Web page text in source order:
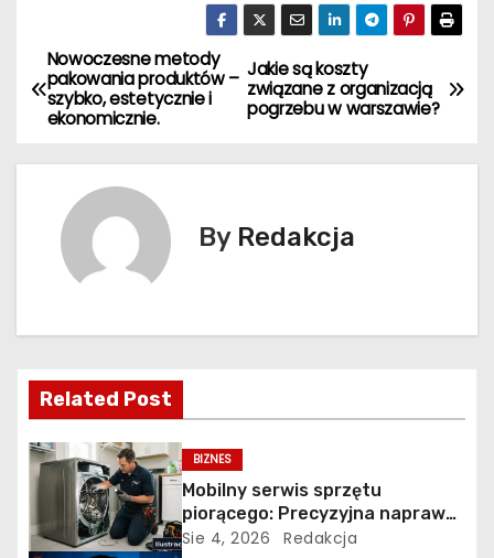
N
a
w
a
w
p
Jakie są koszty
związane z organizacją
pogrzebu w warszawie?
Nowoczesne metody
pakowania produktów –
szybko, estetycznie i
ekonomicznie.
By Redakcja
Related Post
BIZNES
Mobilny serwis sprzętu
piorącego: Precyzyjna naprawa
pralek w Poznaniu na Piątkowie
Sie 4, 2026 Redakcja